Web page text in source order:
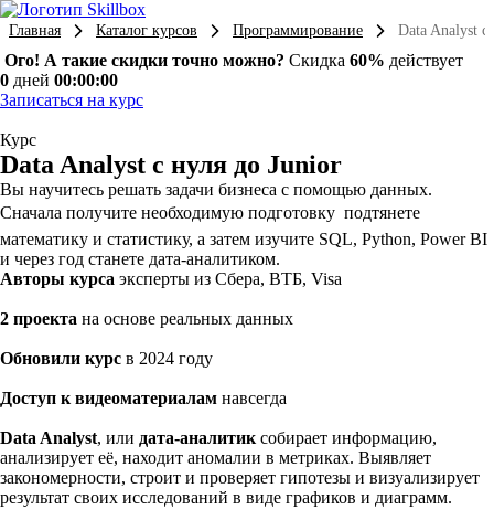
Главная Каталог курсов Программирование Data Analyst с
Ого! А такие скидки точно можно? Скидка 60% действует
0 дней 00:00:00
Записаться на курс
Курс
Data Analyst с нуля до Junior
Вы научитесь решать задачи бизнеса с помощью данных.
Сначала получите необходимую подготовку  подтянете
математику и статистику, а затем изучите SQL, Python, Power BI
и через год станете дата-аналитиком.
Авторы курса эксперты из Сбера, ВТБ, Visa
2 проекта на основе реальных данных
Обновили курс в 2024 году
Доступ к видеоматериалам навсегда
Data Analyst, или дата-аналитик собирает информацию,
анализирует её, находит аномалии в метриках. Выявляет
закономерности, строит и проверяет гипотезы и визуализирует
результат своих исследований в виде графиков и диаграмм.